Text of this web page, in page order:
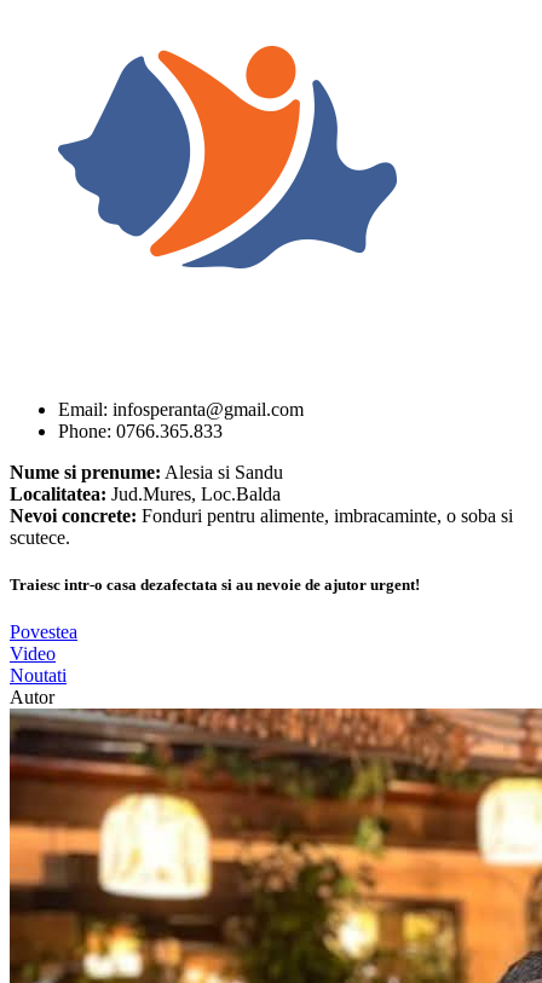
Email: infosperanta@gmail.com
Phone: 0766.365.833
Nume si prenume: Alesia si Sandu
Localitatea: Jud.Mures, Loc.Balda
Nevoi concrete: Fonduri pentru alimente, imbracaminte, o soba si
scutece.
Traiesc intr-o casa dezafectata si au nevoie de ajutor urgent!
Povestea
Video
Noutati
Autor